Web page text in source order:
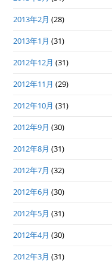
2013年2月 (28)
2013年1月 (31)
2012年12月 (31)
2012年11月 (29)
2012年10月 (31)
2012年9月 (30)
2012年8月 (31)
2012年7月 (32)
2012年6月 (30)
2012年5月 (31)
2012年4月 (30)
2012年3月 (31)